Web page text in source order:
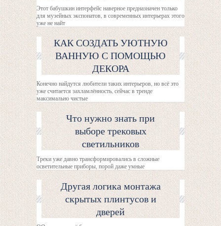
Этот бабушкин интерфейс наверное предназначен только
для музейных экспонатов, в современных интерьерах этого
уже не найт
КАК СОЗДАТЬ УЮТНУЮ
ВАННУЮ С ПОМОЩЬЮ
ДЕКОРА
Конечно найдутся любители таких интерьеров, но всё это
уже считается захламлённость, сейчас в тренде
максимально чистые
Что нужно знать при
выборе трековых
светильников
Треки уже давно трансформировались в сложные
осветительные приборы, порой даже умные
Другая логика монтажа
скрытых плинтусов и
дверей